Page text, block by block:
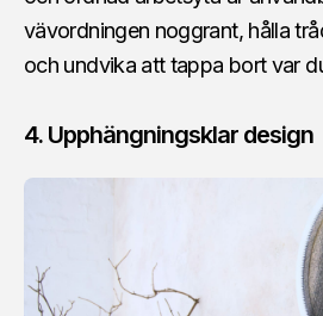
vävordningen noggrant, hålla
och undvika att tappa bort var
4. Upphängningsklar design